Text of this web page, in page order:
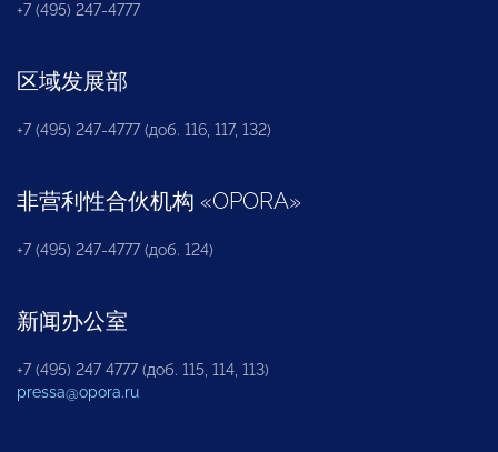
+7 (495) 247-4777
区域发展部
+7 (495) 247-4777 (доб. 116, 117, 132)
非营利性合伙机构 «OPORA»
+7 (495) 247-4777 (доб. 124)
新闻办公室
+7 (495) 247 4777 (доб. 115, 114, 113)
pressa@opora.ru